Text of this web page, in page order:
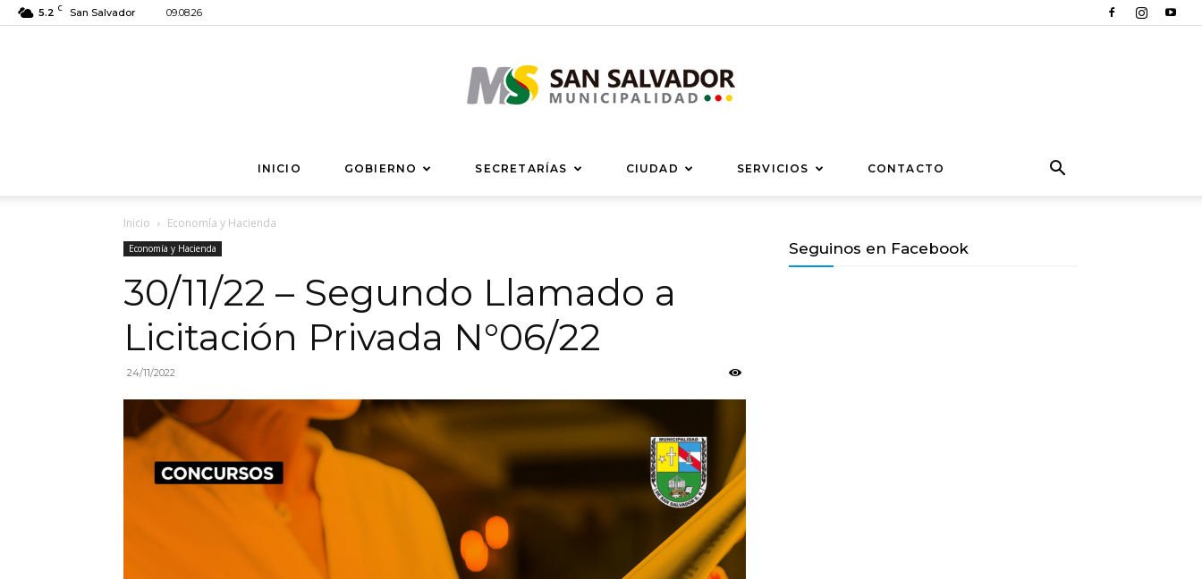
5.2 C San Salvador 09.08.26
Municipalidad
de
INICIO GOBIERNO SECRETARÍAS CIUDAD SERVICIOS CONTACTO
Inicio Economía y Hacienda
Economía y Hacienda
30/11/22 – Segundo Llamado a
Licitación Privada N°06/22
24/11/2022
Seguinos en Facebook